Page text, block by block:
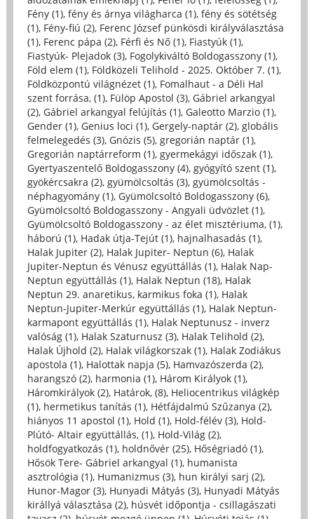
Fény (1), fény és árnya világharca (1), fény és sötétség
(1), Fény-fiú (2), Ferenc József pünkösdi királyválasztása
(1), Ferenc pápa (2), Férfi és Nő (1), Fiastyúk (1),
Fiastyúk- Plejadok (3), Fogolykiváltó Boldogasszony (1),
Föld elem (1), Földközeli Telihold - 2025. Október 7. (1),
Földközpontú világnézet (1), Fomalhaut - a Déli Hal
szent forrása, (1), Fülöp Apostol (3), Gábriel arkangyal
(2), Gábriel arkangyal felújítás (1), Galeotto Marzio (1),
Gender (1), Genius loci (1), Gergely-naptár (2), globális
felmelegedés (3), Gnózis (5), gregorián naptár (1),
Gregorián naptárreform (1), gyermekágyi időszak (1),
Gyertyaszentelő Boldogasszony (4), gyógyító szent (1),
gyökércsakra (2), gyümölcsoltás (3), gyümölcsoltás -
néphagyomány (1), Gyümölcsoltó Boldogasszony (6),
Gyümölcsoltó Boldogasszony - Angyali üdvözlet (1),
Gyümölcsoltó Boldogasszony - az élet misztériuma, (1),
háború (1), Hadak útja-Tejút (1), hajnalhasadás (1),
Halak Jupiter (2), Halak Jupiter- Neptun (6), Halak
Jupiter-Neptun és Vénusz együttállás (1), Halak Nap-
Neptun együttállás (1), Halak Neptun (18), Halak
Neptun 29. anaretikus, karmikus foka (1), Halak
Neptun-Jupiter-Merkúr együttállás (1), Halak Neptun-
karmapont együttállás (1), Halak Neptunusz - inverz
valóság (1), Halak Szaturnusz (3), Halak Telihold (2),
Halak Újhold (2), Halak világkorszak (1), Halak Zodiákus
apostola (1), Halottak napja (5), Hamvazószerda (2),
harangszó (2), harmonia (1), Három Királyok (1),
Háromkirályok (2), Határok, (8), Heliocentrikus világkép
(1), hermetikus tanítás (1), Hétfájdalmú Szűzanya (2),
hiányos 11 apostol (1), Hold (1), Hold-félév (3), Hold-
Plútó- Altair együttállás, (1), Hold-Világ (2),
holdfogyatkozás (1), holdnővér (25), Hőségriadó (1),
Hősök Tere- Gábriel arkangyal (1), humanista
asztrológia (1), Humanizmus (3), hun királyi sarj (2),
Hunor-Magor (3), Hunyadi Mátyás (3), Hunyadi Mátyás
királlyá választása (2), húsvét időpontja - csillagászati